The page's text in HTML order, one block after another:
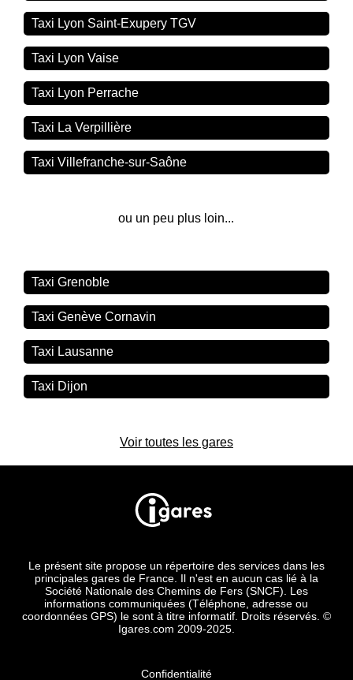
Taxi Lyon Saint-Exupery TGV
Taxi Lyon Vaise
Taxi Lyon Perrache
Taxi La Verpillière
Taxi Villefranche-sur-Saône
ou un peu plus loin...
Taxi Grenoble
Taxi Genève Cornavin
Taxi Lausanne
Taxi Dijon
Voir toutes les gares
Le présent site propose un répertoire des services dans les
principales gares de France. Il n'est en aucun cas lié à la
Société Nationale des Chemins de Fers (SNCF). Les
informations communiquées (Téléphone, adresse ou
coordonnées GPS) le sont à titre informatif. Droits réservés. ©
Igares.com 2009-2025.
Confidentialité